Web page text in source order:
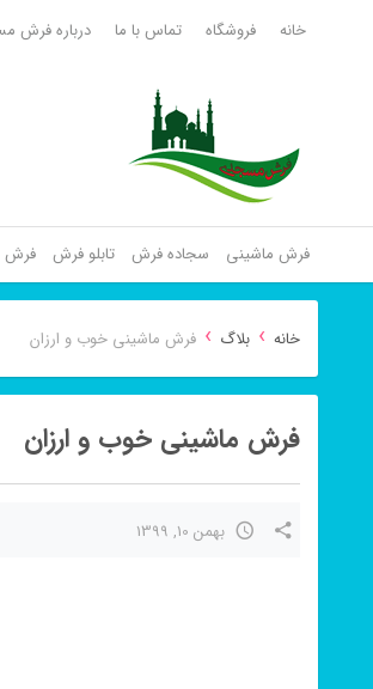
خانه فروشگاه تماس با ما درباره فرش
فرش ماشینی سجاده فرش تابلو فرش فرش
خانه › بلاگ › فرش ماشینی خوب و ارزان
فرش ماشینی خوب و ارزان
بهمن 10, 1399